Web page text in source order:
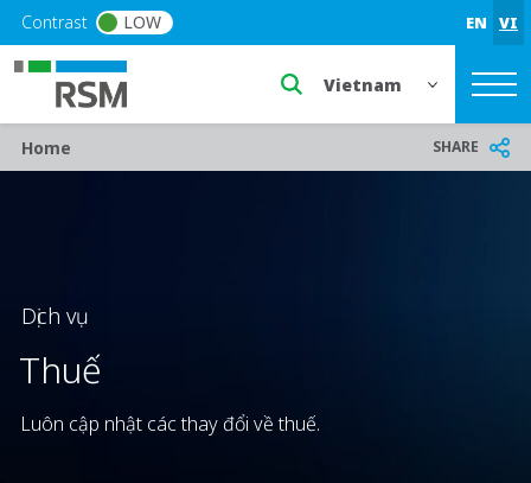
Skip to main content
Contrast LOW EN VI
Select a region or
Breadcrumb
Home SHARE
Dịch vụ
Thuế
Luôn cập nhật các thay đổi về thuế.